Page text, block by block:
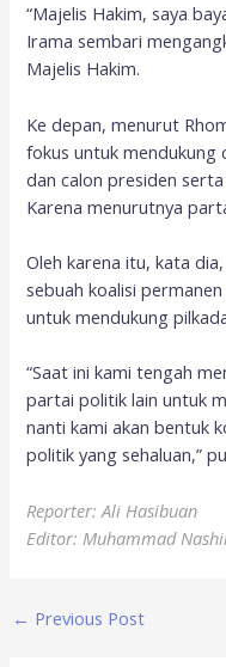
“Majelis Hakim, saya
Irama sembari
Majelis Hakim.
Ke depan, menurut
fokus untuk mendukung
dan calon presiden
Karena menurutnya
Oleh karena itu, kata
sebuah koalisi
untuk mendukung
“Saat ini kami tengah
partai politik lain untuk
nanti kami akan bentuk
politik yang sehaluan,”
Reporter: Ali Hasibuan
Editor: Muhammad
← Previous Post